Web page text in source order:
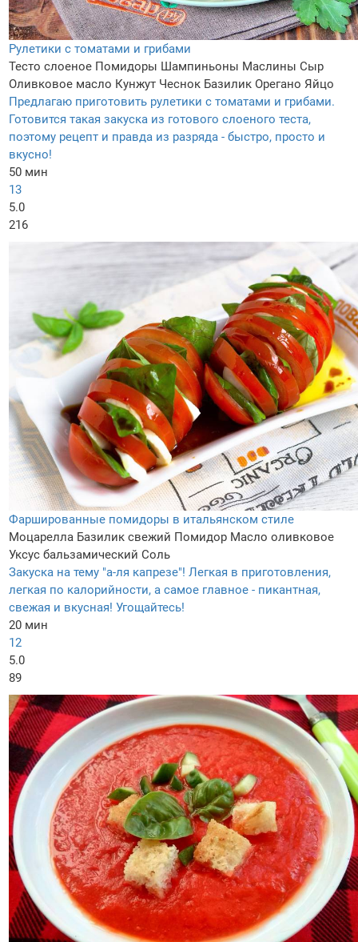
Рулетики с томатами и грибами
Тесто слоеное Помидоры Шампиньоны Маслины Сыр
Оливковое масло Кунжут Чеснок Базилик Орегано Яйцо
Предлагаю приготовить рулетики с томатами и грибами.
Готовится такая закуска из готового слоеного теста,
поэтому рецепт и правда из разряда - быстро, просто и
вкусно!
50 мин
13
5.0
216
Фаршированные помидоры в итальянском стиле
Моцарелла Базилик свежий Помидор Масло оливковое
Уксус бальзамический Соль
Закуска на тему "а-ля капрезе"! Легкая в приготовления,
легкая по калорийности, а самое главное - пикантная,
свежая и вкусная! Угощайтесь!
20 мин
12
5.0
89